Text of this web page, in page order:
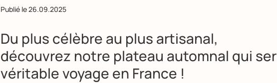
Publié le26.09.2025
Du plus célèbre au plus artisanal,
découvrez notre plateau automnal qui
véritable voyage en France !